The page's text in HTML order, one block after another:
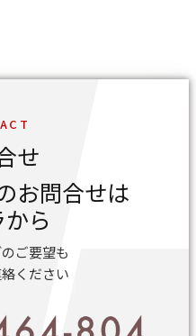
せ
お問合せは
ら
ご要望も
ください